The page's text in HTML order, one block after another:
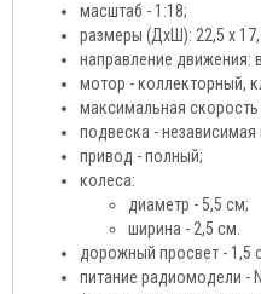
масштаб - 1:18;
размеры (ДхШ): 22,5 x
направление движения:
мотор - коллекторный,
максимальная
подвеска - независимая
привод - полный;
колеса:
диаметр - 5,5 см;
ширина - 2,5 см.
дорожный просвет - 1,5
питание радиомодели -